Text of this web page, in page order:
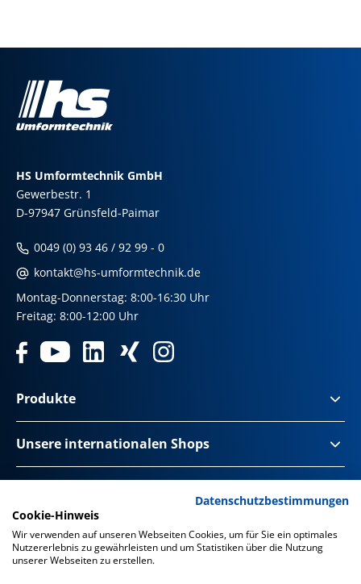
HS Umformtechnik GmbH
Gewerbestr. 1
D-97947 Grünsfeld-Paimar
0049 (0) 93 46 / 92 99 - 0
kontakt@hs-umformtechnik.de
Montag-Donnerstag: 8:00-16:30 Uhr
Freitag: 8:00-12:00 Uhr
Produkte
Unsere internationalen Shops
Datenschutz
Datenschutz Social Media
Datenschutzbestimmungen
Cookie-Hinweis
Wir verwenden auf unseren Webseiten Cookies, um für Sie ein optimales
Nutzererlebnis zu gewährleisten und um Statistiken über die Nutzung
unserer Webseiten zu erstellen.